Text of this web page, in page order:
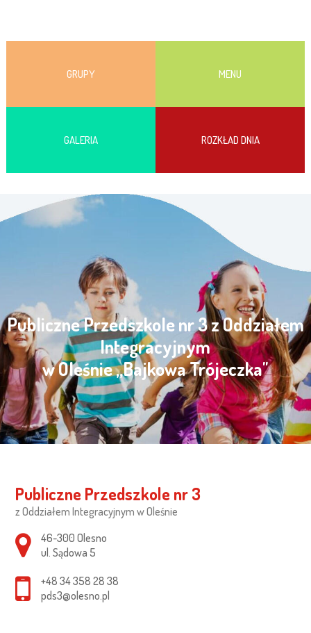
GRUPY MENU
GALERIA ROZKŁAD DNIA
Publiczne Przedszkole nr 3 z Oddziałem
Integracyjnym
w Oleśnie „Bajkowa Trójeczka"
Publiczne Przedszkole nr 3
z Oddziałem Integracyjnym w Oleśnie
Adres pocztowy:
46-300 Olesno
ul. Sądowa 5
+48 34 358 28 38
pds3@olesno.pl